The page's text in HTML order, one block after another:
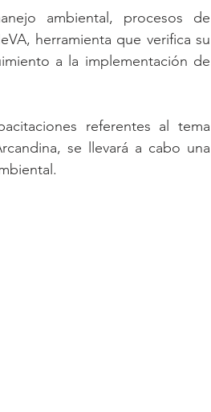
ambiental, procesos de
herramienta que verifica su
a la implementación de
referentes al tema
se llevará a cabo una